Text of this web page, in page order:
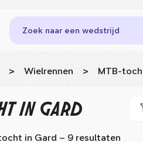
Zoek naar een wedstrijd
> Wielrennen > MTB-
IN GARD
in Gard – 9 resultaten